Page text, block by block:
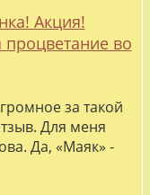
Акция!
процветание во
за такой
Для меня
Да, «Маяк» -